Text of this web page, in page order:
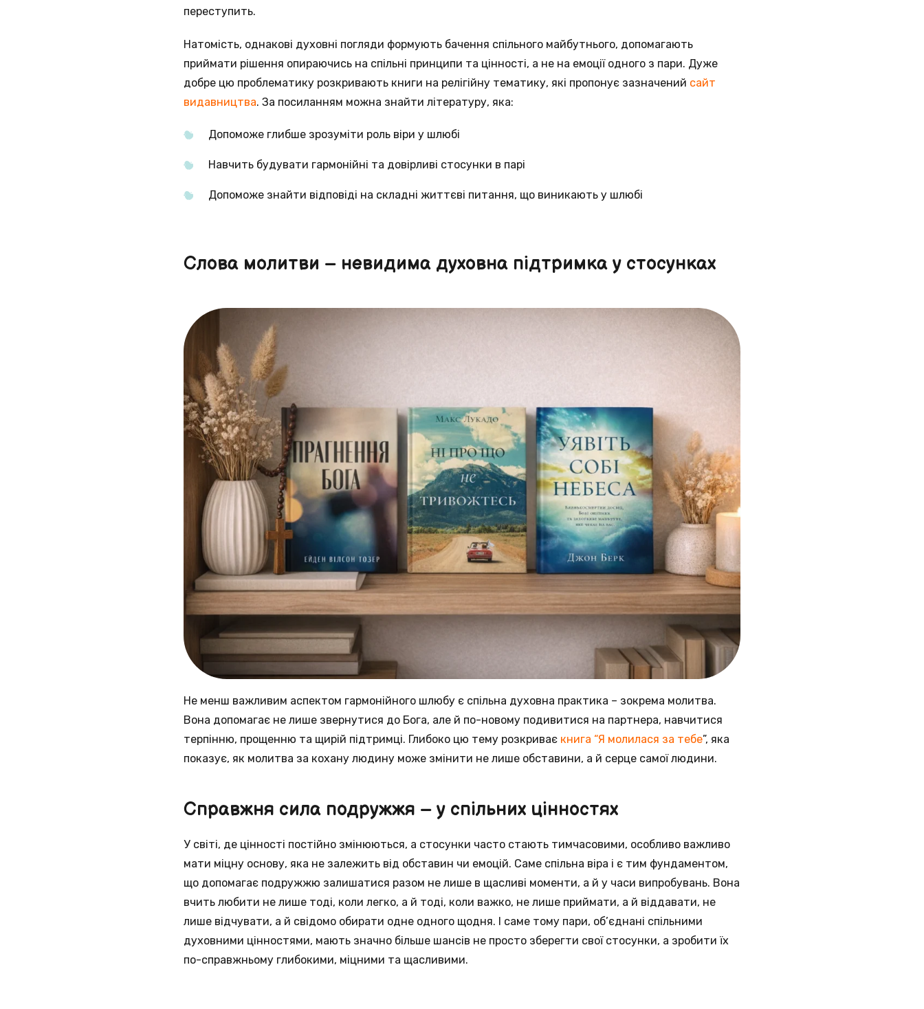
переступить.
Натомість, однакові духовні погляди формують бачення спільного майбутнього, допомагають
приймати рішення опираючись на спільні принципи та цінності, а не на емоції одного з пари. Дуже
добре цю проблематику розкривають книги на релігійну тематику, які пропонує зазначений сайт
видавництва. За посиланням можна знайти літературу, яка:
Допоможе глибше зрозуміти роль віри у шлюбі
Навчить будувати гармонійні та довірливі стосунки в парі
Допоможе знайти відповіді на складні життєві питання, що виникають у шлюбі
Слова молитви – невидима духовна підтримка у стосунках
Не менш важливим аспектом гармонійного шлюбу є спільна духовна практика – зокрема молитва.
Вона допомагає не лише звернутися до Бога, але й по-новому подивитися на партнера, навчитися
терпінню, прощенню та щирій підтримці. Глибоко цю тему розкриває книга “Я молилася за тебе”, яка
показує, як молитва за кохану людину може змінити не лише обставини, а й серце самої людини.
Справжня сила подружжя – у спільних цінностях
У світі, де цінності постійно змінюються, а стосунки часто стають тимчасовими, особливо важливо
мати міцну основу, яка не залежить від обставин чи емоцій. Саме спільна віра і є тим фундаментом,
що допомагає подружжю залишатися разом не лише в щасливі моменти, а й у часи випробувань. Вона
вчить любити не лише тоді, коли легко, а й тоді, коли важко, не лише приймати, а й віддавати, не
лише відчувати, а й свідомо обирати одне одного щодня. І саме тому пари, об’єднані спільними
духовними цінностями, мають значно більше шансів не просто зберегти свої стосунки, а зробити їх
по-справжньому глибокими, міцними та щасливими.